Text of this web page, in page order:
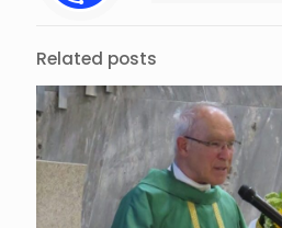
Related posts